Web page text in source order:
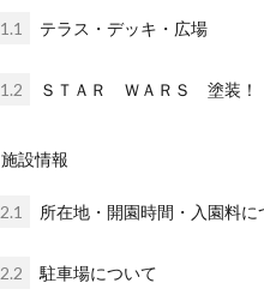
1.1 テラス・デッキ・広場
1.2 ＳＴＡＲ ＷＡＲＳ 塗装！
施設情報
2.1 所在地・開園時間・入園料に
2.2 駐車場について